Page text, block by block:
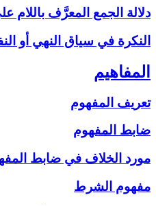
دلالة الجمع المعرَّف باللام
النكرة في سياق النهي أو
المفاهيم‏
تعريف المفهوم
ضابط المفهوم
مورد الخلاف في ضابط
مفهوم الشرط